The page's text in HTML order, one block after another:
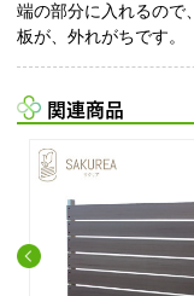
端の部分に入れるので
板が、外れがちです。
関連商品